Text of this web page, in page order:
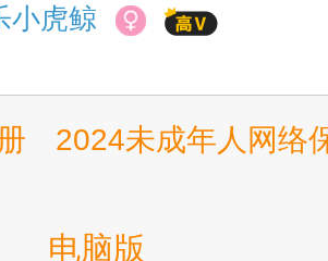
焉之茧啊，挺猖狂
论雷电女王的自绿性
小虎鲸
2024未成年人网络
电脑版